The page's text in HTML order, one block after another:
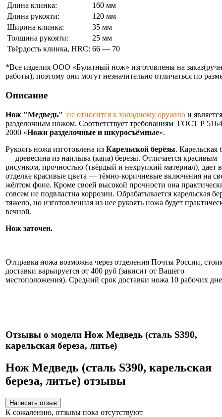
Длина клинка:
160 мм
Длина рукояти:
120 мм
Ширина клинка:
35 мм
Толщина рукояти:
25 мм
Твёрдость клинка, HRC: 66 — 70
*Все изделия ООО «Булатный нож» изготовлены на
работы), поэтому они могут незначительно отличаться по
Описание
Нож "Медведь" не относится к холодному оружию и является
разделочным ножом. Соответствует требованиям ГОСТ Р
2000 «Ножи разделочные и шкуросъёмные».
Рукоять ножа изготовлена из Карельской берёзы. Карельская
— древесина из наплыва (капа) березы. Отличается красивым
рисунком, прочностью (твёрдый и нехрупкий материал), дает в
отделке красивые цвета — тёмно-коричневые включения на
жёлтом фоне. Кроме своей высокой прочности она
совсем не подвластна коррозии. Обрабатывается карельская
тяжело, но изготовленная из нее рукоять ножа будет
вечной.
Нож заточен.
Отправка ножа возможна через отделения Почты России,
доставки варьируется от 400 руб (зависит от Вашего
местоположения). Средний срок доставки ножа 10 рабочих
Отзывы о модели Нож Медведь (сталь S390,
карельская береза, литье)
Нож Медведь (сталь S390, карельская
береза, литье) отзывы
К сожалению, отзывы пока отсутствуют